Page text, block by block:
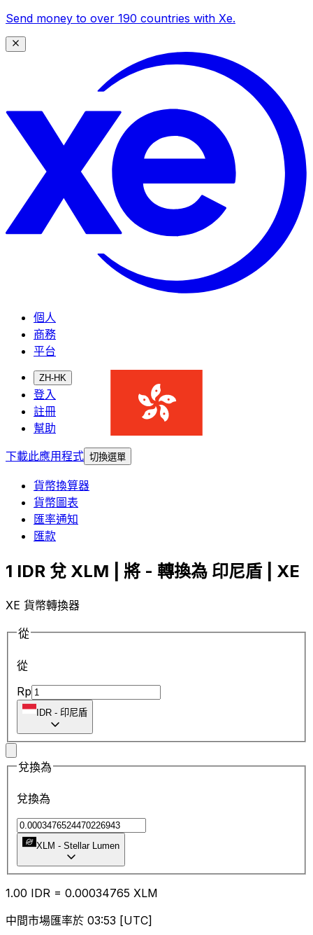
Send money to over 190 countries with Xe.
個人
商務
平台
ZH-HK
登入
註冊
幫助
下載此應用程式 切換選單
貨幣換算器
貨幣圖表
匯率通知
匯款
1 IDR 兌 XLM | 將 - 轉換為 印尼盾 | XE
XE 貨幣轉換器
從
從
Rp
IDR - 印尼盾
兌換為
兌換為
XLM - Stellar Lumen
1.00 IDR = 0.00034765 XLM
中間市場匯率於 03:53 [UTC]